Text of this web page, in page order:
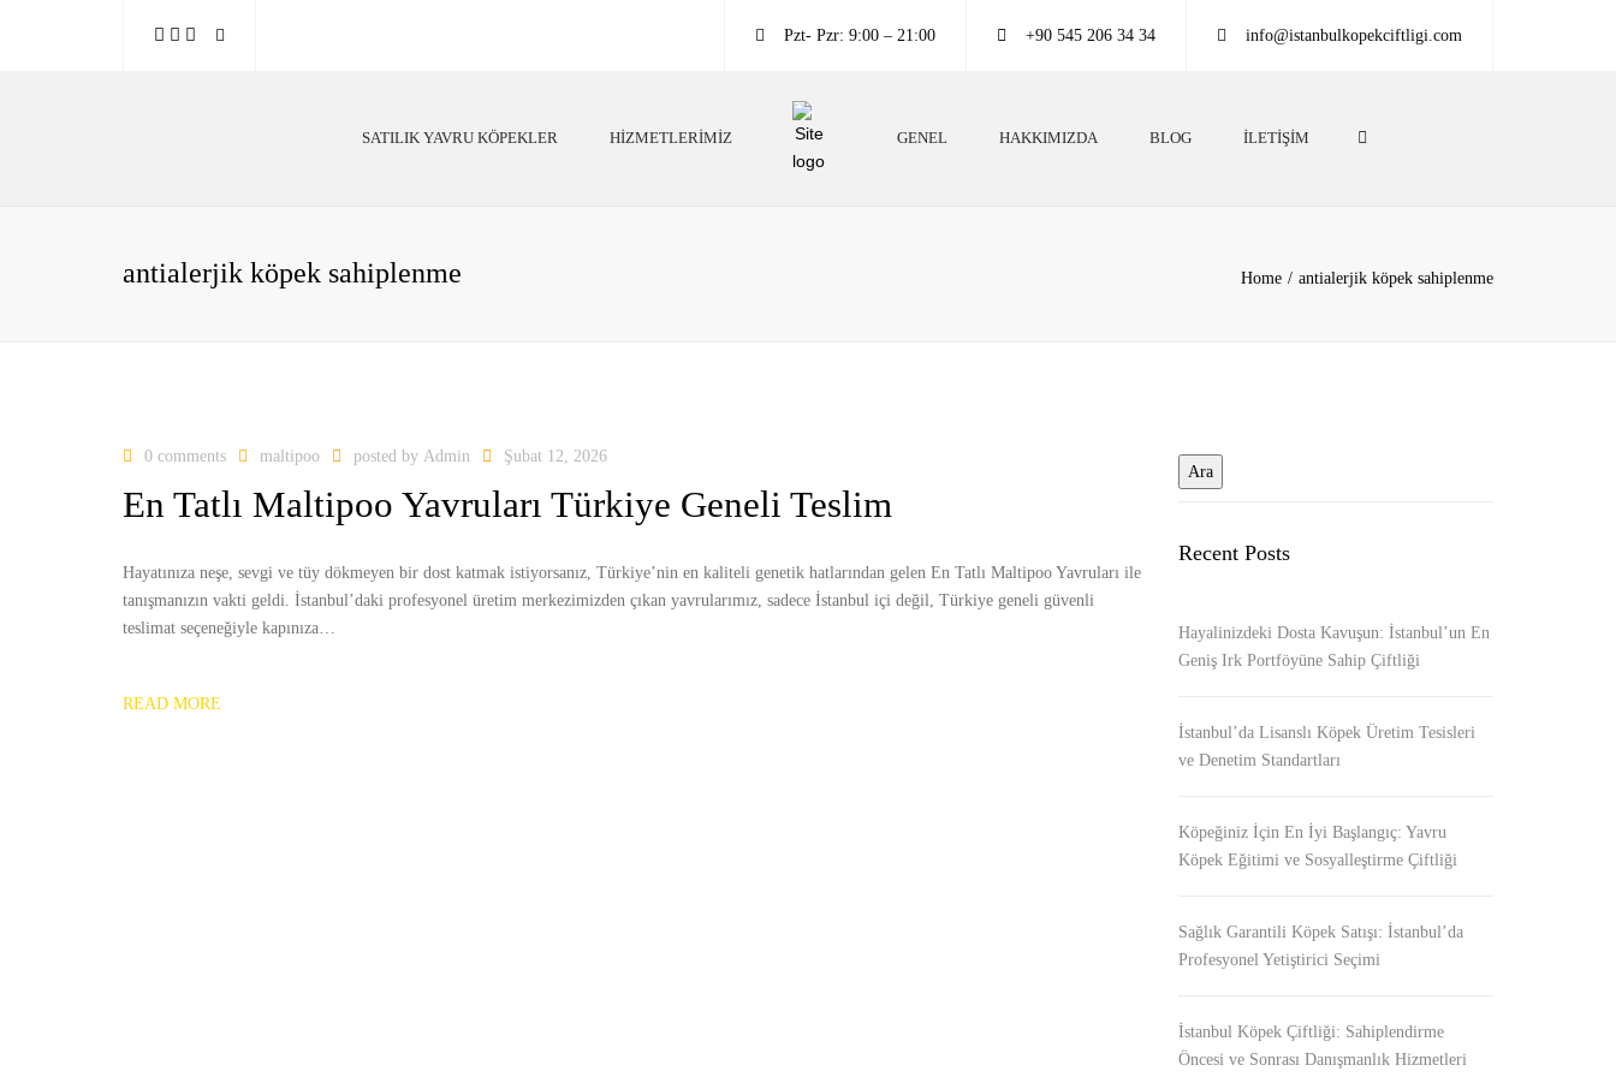
Pzt- Pzr: 9:00 – 21:00 +90 545 206 34 34 info@istanbulkopekciftligi.com
SATILIK YAVRU KÖPEKLER
Golden Retriever
HIZMETLERIMIZ GENEL HAKKIMIZDA BLOG İLETIŞIM
antialerjik köpek sahiplenme Home antialerjik köpek sahiplenme
0 comments maltipoo posted by Admin Şubat 12, 2026
En Tatlı Maltipoo Yavruları Türkiye Geneli Teslim
Hayatınıza neşe, sevgi ve tüy dökmeyen bir dost katmak istiyorsanız, Türkiye’nin en kaliteli genetik hatlarından gelen En Tatlı Maltipoo Yavruları ile
tanışmanızın vakti geldi. İstanbul’daki profesyonel üretim merkezimizden çıkan yavrularımız, sadece İstanbul içi değil, Türkiye geneli güvenli
teslimat seçeneğiyle kapınıza…
READ MORE
Recent Posts
Hayalinizdeki Dosta Kavuşun: İstanbul’un En
Geniş Irk Portföyüne Sahip Çiftliği
İstanbul’da Lisanslı Köpek Üretim Tesisleri
ve Denetim Standartları
Köpeğiniz İçin En İyi Başlangıç: Yavru
Köpek Eğitimi ve Sosyalleştirme Çiftliği
Sağlık Garantili Köpek Satışı: İstanbul’da
Profesyonel Yetiştirici Seçimi
İstanbul Köpek Çiftliği: Sahiplendirme
Öncesi ve Sonrası Danışmanlık Hizmetleri